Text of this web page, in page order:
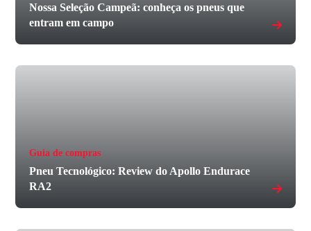
Nossa Seleção Campeã: conheça os pneus que
entram em campo
Guia de compras
Pneu Tecnológico: Review do Apollo Endurace
RA2